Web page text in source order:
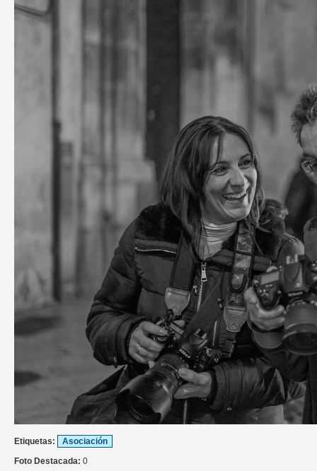
Etiquetas:
Asociación
Foto Destacada: 0